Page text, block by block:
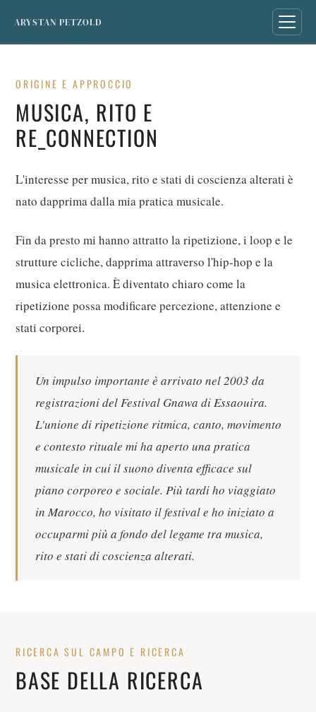
ARYSTAN PETZOLD
ORIGINE E APPROCCIO
MUSICA, RITO E
RE_CONNECTION
L'interesse per musica, rito e stati di coscienza alterati è
nato dapprima dalla mia pratica musicale.
Fin da presto mi hanno attratto la ripetizione, i loop e le
strutture cicliche, dapprima attraverso l'hip-hop e la
musica elettronica. È diventato chiaro come la
ripetizione possa modificare percezione, attenzione e
stati corporei.
Un impulso importante è arrivato nel 2003 da
registrazioni del Festival Gnawa di Essaouira.
L'unione di ripetizione ritmica, canto, movimento
e contesto rituale mi ha aperto una pratica
musicale in cui il suono diventa efficace sul
piano corporeo e sociale. Più tardi ho viaggiato
in Marocco, ho visitato il festival e ho iniziato a
occuparmi più a fondo del legame tra musica,
rito e stati di coscienza alterati.
RICERCA SUL CAMPO E RICERCA
BASE DELLA RICERCA